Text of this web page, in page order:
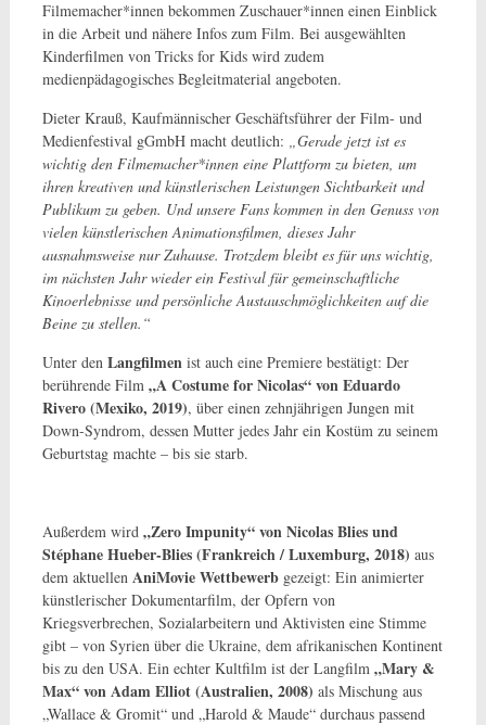
Filmemacher*innen bekommen Zuschauer*innen einen Einblick
in die Arbeit und nähere Infos zum Film. Bei ausgewählten
Kinderfilmen von Tricks for Kids wird zudem
medienpädagogisches Begleitmaterial angeboten.
Dieter Krauß, Kaufmännischer Geschäftsführer der Film- und
Medienfestival gGmbH macht deutlich: „Gerade jetzt ist es
wichtig den Filmemacher*innen eine Plattform zu bieten, um
ihren kreativen und künstlerischen Leistungen Sichtbarkeit und
Publikum zu geben. Und unsere Fans kommen in den Genuss von
vielen künstlerischen Animationsfilmen, dieses Jahr
ausnahmsweise nur Zuhause. Trotzdem bleibt es für uns wichtig,
im nächsten Jahr wieder ein Festival für gemeinschaftliche
Kinoerlebnisse und persönliche Austauschmöglichkeiten auf die
Beine zu stellen.“
Unter den Langfilmenist auch eine Premiere bestätigt: Der
berührende Film „A Costume for Nicolas“ von Eduardo
Rivero (Mexiko, 2019), über einen zehnjährigen Jungen mit
Down-Syndrom, dessen Mutter jedes Jahr ein Kostüm zu seinem
Geburtstag machte – bis sie starb.
Außerdem wird „Zero Impunity“ von Nicolas Blies und
Stéphane Hueber-Blies (Frankreich / Luxemburg, 2018) aus
dem aktuellen AniMovie Wettbewerbgezeigt: Ein animierter
künstlerischer Dokumentarfilm, der Opfern von
Kriegsverbrechen, Sozialarbeitern und Aktivisten eine Stimme
gibt – von Syrien über die Ukraine, dem afrikanischen Kontinent
bis zu den USA. Ein echter Kultfilm ist der Langfilm„Mary &
Max“ von Adam Elliot (Australien, 2008) als Mischung aus
„Wallace & Gromit“ und „Harold & Maude“ durchaus passend